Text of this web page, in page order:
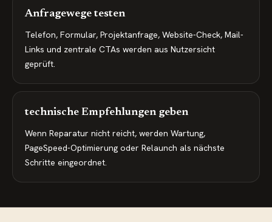
Anfragewege testen
Telefon, Formular, Projektanfrage, Website-Check, Mail-
Links und zentrale CTAs werden aus Nutzersicht
geprüft.
technische Empfehlungen geben
Wenn Reparatur nicht reicht, werden Wartung,
PageSpeed-Optimierung oder Relaunch als nächste
Schritte eingeordnet.